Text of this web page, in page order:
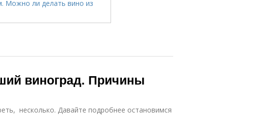
виноград. Причины
несколько. Давайте подробнее остановимся